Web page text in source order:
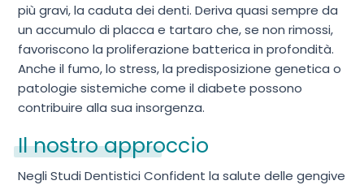
più gravi, la caduta dei denti. Deriva quasi sempre da
un accumulo di placca e tartaro che, se non rimossi,
favoriscono la proliferazione batterica in profondità.
Anche il fumo, lo stress, la predisposizione genetica o
patologie sistemiche come il diabete possono
contribuire alla sua insorgenza.
Il nostro approccio
Negli Studi Dentistici Confident la salute delle gengive